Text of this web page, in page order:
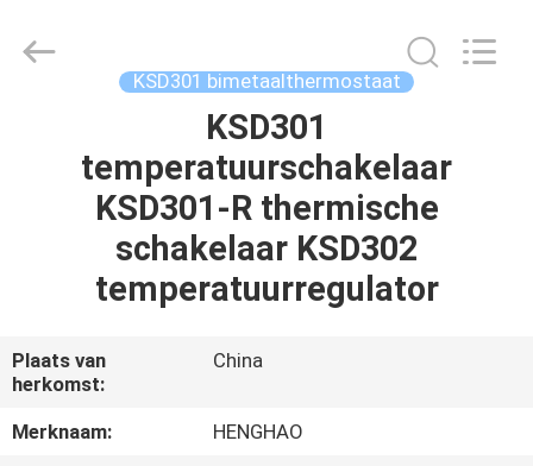
PRODUCTEN
OVER
ONS
KSD301 bimetaalthermostaat
KSD301
temperatuurschakelaar
KSD301-R thermische
schakelaar KSD302
temperatuurregulator
Plaats van
herkomst:
China
Merknaam:
HENGHAO